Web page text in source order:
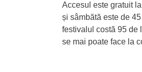
Accesul este gratuit
și sâmbătă este de
festivalul costă 95 de
se mai poate face la